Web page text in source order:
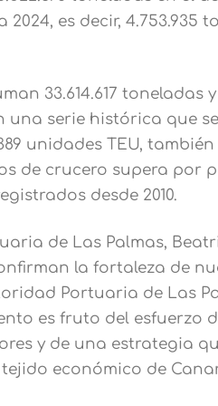
2024, es decir, 4.753.935
33.614.617
serie histórica que se
unidades TEU,
de crucero supera por
desde 2010.
de Las Palmas,
la fortaleza de
Portuaria de Las
es fruto del esfuerzo
y de una estrategia
económico de